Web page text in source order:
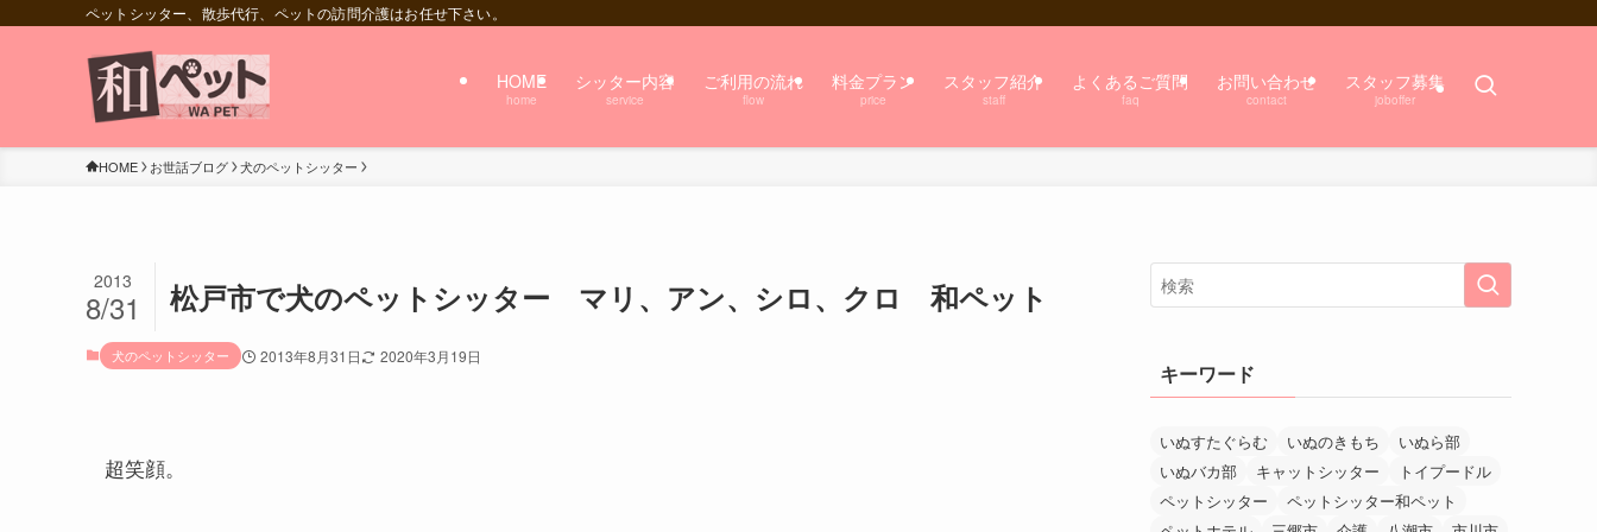
ペットシッター、散歩代行、ペットの訪問介護はお任せ下さい。
HOME
home
シッター内容
service
ご利用の流れ
flow
料金プラン
price
スタッフ紹介
staff
よくあるご質問
faq
お問い合わせ
contact
スタッフ募集
joboffer
HOME お世話ブログ 犬のペットシッター
松戸市で犬のペットシッター マリ、アン、シロ、クロ 和ペット
2013
8/31
犬のペットシッター 2013年8月31日 2020年3月19日
超笑顔。
キーワード
いぬすたぐらむ いぬのきもち
いぬら部
いぬバカ部
キャットシッター
トイプードル
ペットシッター
ペットシッター和ペット